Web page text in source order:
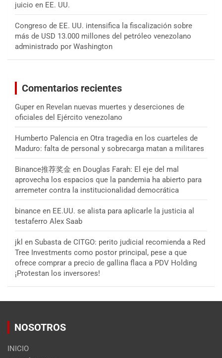
juicio en EE. UU.
Congreso de EE. UU. intensifica la fiscalización sobre
más de USD 13.000 millones del petróleo venezolano
administrado por Washington
Comentarios recientes
Guper en Revelan nuevas muertes y deserciones de
oficiales del Ejército venezolano
Humberto Palencia en Otra tragedia en los cuarteles de
Maduro: falta de personal y sobrecarga matan a militares
Binance推荐奖金 en Douglas Farah: El eje del mal
aprovecha los espacios que la pandemia ha abierto para
arremeter contra la institucionalidad democrática
binance en EE.UU. se alista para aplicarle la justicia al
testaferro Alex Saab
jkl en Subasta de CITGO: perito judicial recomienda a Red
Tree Investments como postor principal, pese a que
ofrece comprar a precio de gallina flaca a PDV Holding
¡Protestan los inversores!
NOSOTROS
INICIO